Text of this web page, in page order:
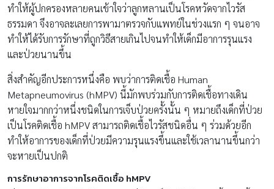
ทำให้ผู้ปกครองหลายคนเข้าใจว่าลูกหลานเป็นโรคหวัดจากไวรัส
ธรรมดา จึงอาจละเลยการพามาตรวจกับแพทย์ในช่วงแรก ๆ จนอาจ
ทำให้ได้รับการรักษาที่ถูกวิธีสายเกินไปจนทำให้เด็กมีอาการรุนแรง
และป่วยนานขึ้น
สิ่งสำคัญอีกประการหนึ่งคือ พบว่าการติดเชื้อ Human
Metapneumovirus (hMPV) นี้มักพบร่วมกับการติดเชื้อทางเดิน
หายใจมากกว่าหนึ่งชนิดในการเจ็บป่วยครั้งนั้น ๆ หมายถึงเด็กที่ป่วย
เป็นโรคติดเชื้อ hMPV สามารถติดเชื้อไวรัสชนิดอื่น ๆ ร่วมด้วยอีก
ทำให้อาการของเด็กที่ป่วยมีความรุนแรงขึ้นและใช้เวลานานขึ้นกว่า
จะหายเป็นปกติ
การรักษาอาการจากโรคติดเชื้อ hMPV